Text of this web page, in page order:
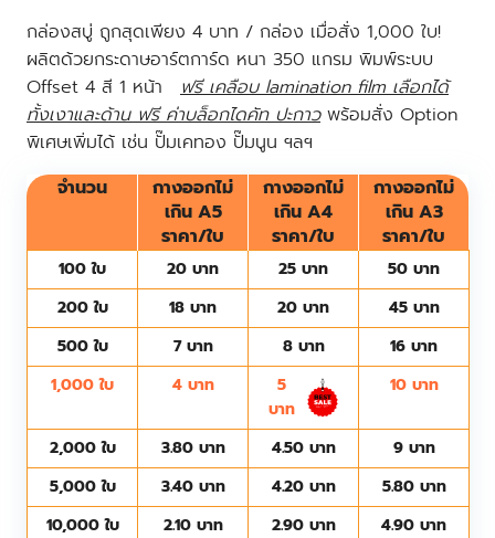
กล่องสบู่ ถูกสุดเพียง 4 บาท / กล่อง เมื่อสั่ง 1,000 ใบ!
ผลิตด้วยกระดาษอาร์ตการ์ด หนา 350 แกรม พิมพ์ระบบ
Offset 4 สี 1 หน้า ฟรี เคลือบ lamination film เลือกได้
ทั้งเงาและด้าน ฟรี ค่าบล็อกไดคัท ปะกาวพร้อมสั่ง Option
พิเศษเพิ่มได้ เช่น ปั๊มเคทอง ปั๊มนูน ฯลฯ
จำนวน
กางออกไม่
เกิน A5
ราคา/ใบ
กางออกไม่
เกิน A4
ราคา/ใบ
กางออกไม่
เกิน A3
ราคา/ใบ
100 ใบ 20 บาท 25 บาท
50 บาท
200 ใบ
18 บาท 20 บาท
45 บาท
500 ใบ
7 บาท 8 บาท
16 บาท
1,000 ใบ
4 บาท
5
บาท
10 บาท
2,000 ใบ 3.80 บาท 4.50 บาท
9 บาท
5,000 ใบ
3.40 บาท 4.20 บาท
5.80 บาท
10,000 ใบ
2.10 บาท 2.90 บาท
4.90 บาท